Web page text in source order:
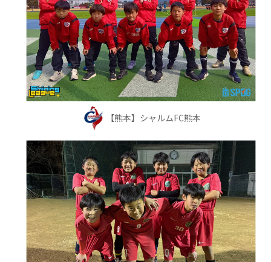
【熊本】シャルムFC熊本